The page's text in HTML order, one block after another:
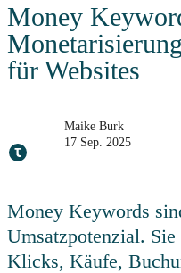
Money
für Websites
Maike Burk
17 Sep. 2025
Money Keywords
Umsatzpotenzial.
Klicks, Käufe,